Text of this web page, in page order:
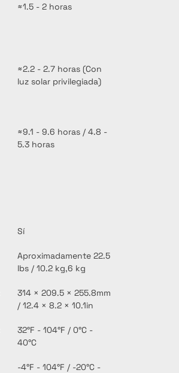
≈1.5 - 2 horas
≈2.2 - 2.7 horas (Con
luz solar privilegiada)
≈9.1 - 9.6 horas / 4.8 -
5.3 horas
Sí
Aproximadamente 22.5
lbs / 10.2 kg,6 kg
314 × 209.5 × 255.8mm
/ 12.4 × 8.2 × 10.1in
32°F - 104°F / 0°C -
40°C
-4°F - 104°F / -20°C -